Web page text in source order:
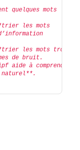
quelques mots
les mots
les mots trop
de bruit.
aide à comprendre
naturel**.